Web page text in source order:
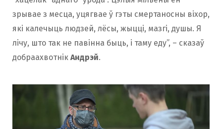
зрывае з месца, уцягвае ў гэты смертаносны віхор,
які калечыць людзей, лёсы, жыцці, мазгі, душы. Я
лічу, што так не павінна быць, і таму еду”, – сказаў
добраахвотнік Андрэй.